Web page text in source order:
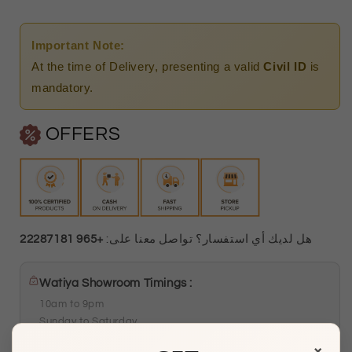
Important Note:
At the time of Delivery, presenting a validCivil ID is
mandatory.
OFFERS
هل لديك أي استفسار؟ تواصل معنا على: +965 22287181
Watiya Showroom Timings :
10am to 9pm
Sunday to Saturday